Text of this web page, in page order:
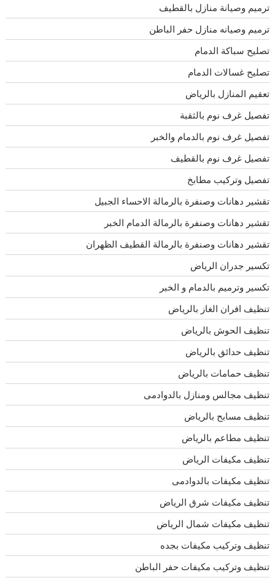
ترميم وصيانة منازل بالقطيف
ترميم وصيانه منازل حفر الباطن
تصليح سباكة الدمام
تصليح غسالات الدمام
تعقيم المنازل بالرياض
تفصيل غرف نوم بالثقبة
تفصيل غرف نوم بالدمام والخبر
تفصيل غرف نوم بالقطيف
تفصيل وتركيب مطابخ
تقشير دهانات وصنفرة بالرمالة الاحساء الجبيل
تقشير دهانات وصنفرة بالرمالة الدمام الخبر
تقشير دهانات وصنفرة بالرمالة القطيف الظهران
تكسير جدران الرياض
تكسير وترميم بالدمام و الخبر
تنظيف افران الغاز بالرياض
تنظيف الحوش بالرياض
تنظيف حدائق بالرياض
تنظيف حمامات بالرياض
تنظيف مجالس ومنازل بالدوادمى
تنظيف مسابح بالرياض
تنظيف مطاعم بالرياض
تنظيف مكيفات الرياض
تنظيف مكيفات بالدوادمى
تنظيف مكيفات شرق الرياض
تنظيف مكيفات شمال الرياض
تنظيف وتركيب مكيفات بجده
تنظيف وتركيب مكيفات حفر الباطن